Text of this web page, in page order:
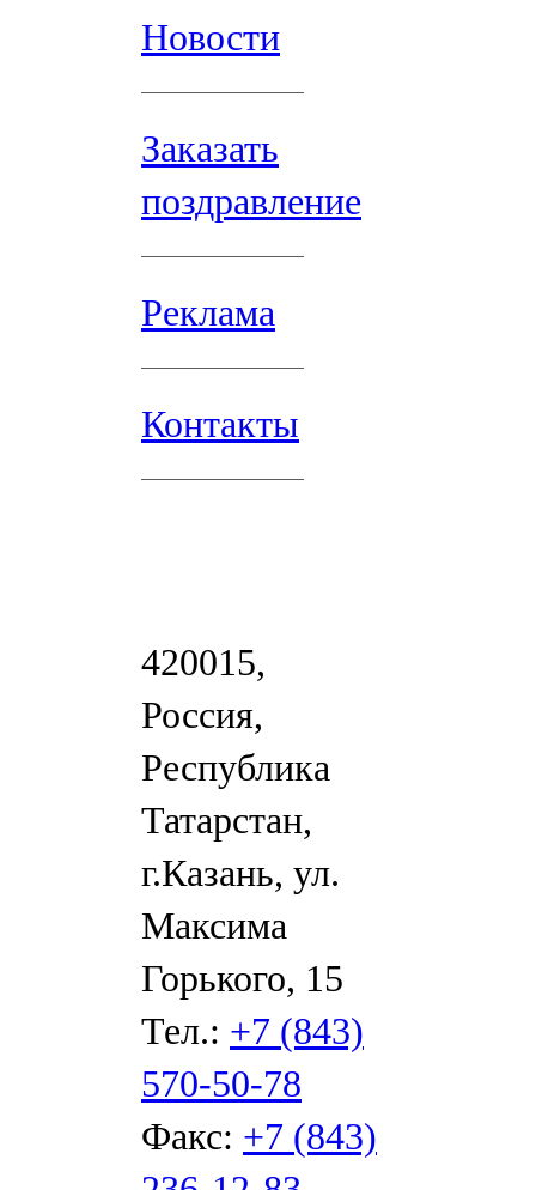
Новости
Заказать
поздравление
Реклама
Контакты
420015,
Россия,
Республика
Татарстан,
г.Казань, ул.
Максима
Горького, 15
Тел.: +7 (843)
570-50-78
Факс: +7 (843)